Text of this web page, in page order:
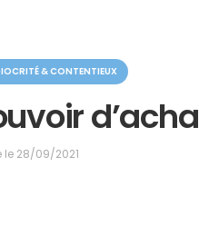
& CONTENTIEUX
le 28/09/2021